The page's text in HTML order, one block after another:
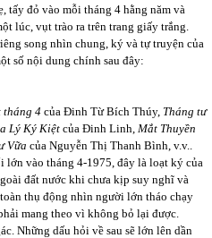
tấy đỏ vào mỗi tháng 4 hằng năm và
lúc, vụt trào ra trên trang giấy trắng.
song nhìn chung, ký và tự truyện của
số nội dung chính sau đây:
tháng 4 của Đinh Từ Bích Thúy, Tháng tư
Lý Ký Kiệt của Đinh Linh, Mắt Thuyền
Vữa của Nguyễn Thị Thanh Bình, v.v..
vào tháng 4-1975, đây là loạt ký của
đất nước khi chưa kịp suy nghĩ và
thụ động nhìn người lớn tháo chạy
mang theo vì không bỏ lại được.
Những dấu hỏi về sau sẽ lớn lên dần